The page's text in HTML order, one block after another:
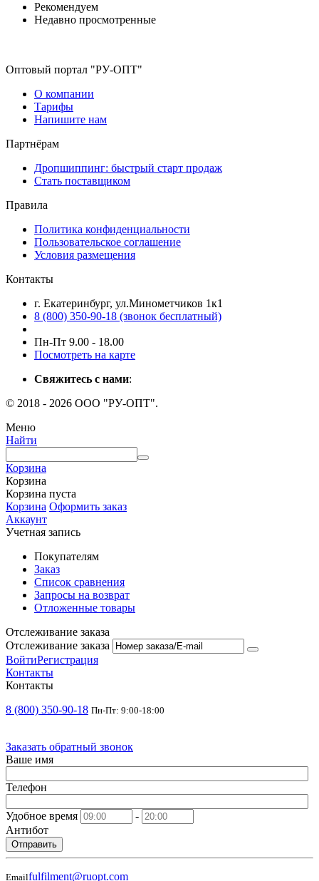
Рекомендуем
Недавно просмотренные
Оптовый портал "РУ-ОПТ"
О компании
Тарифы
Напишите нам
Партнёрам
Дропшиппинг: быстрый старт продаж
Стать поставщиком
Правила
Политика конфиденциальности
Пользовательское соглашение
Условия размещения
Контакты
г. Екатеринбург, ул.Минометчиков 1к1
8 (800) 350-90-18 (звонок бесплатный)
Пн-Пт 9.00 - 18.00
Посмотреть на карте
Свяжитесь с нами:
© 2018 - 2026 ООО "РУ-ОПТ".
Меню
Найти
Корзина
Корзина
Корзина пуста
Корзина Оформить заказ
Аккаунт
Учетная запись
Покупателям
Заказ
Список сравнения
Запросы на возврат
Отложенные товары
Отслеживание заказа
Отслеживание заказа
ВойтиРегистрация
Контакты
Контакты
8 (800) 350-90-18 Пн-Пт: 9:00-18:00
Заказать обратный звонок
Ваше имя
Телефон
Удобное время
-
Антибот
Отправить
Emailfulfilment@ruopt.com